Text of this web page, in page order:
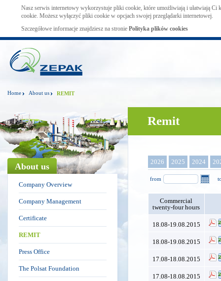
Nasz serwis internetowy wykorzystuje pliki cookie, które umożliwiają i ułatwiają Ci
cookie. Możesz wyłączyć pliki cookie w opcjach swojej przeglądarki internetowej.
Szczegółowe informacje znajdziesz na stronie Polityka plików cookies
Home About us REMIT
About us
Company Overview
Company Management
Certificate
REMIT
Press Office
The Polsat Foundation
Remit
2026 2025 2024
from
Commercial
twenty-four hours
18.08-19.08.2015
18.08-19.08.2015
17.08-18.08.2015
17.08-18.08.2015